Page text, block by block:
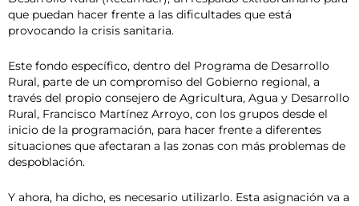
que puedan hacer frente a las dificultades que está
provocando la crisis sanitaria.
Este fondo específico, dentro del Programa de Desarrollo
Rural, parte de un compromiso del Gobierno regional, a
través del propio consejero de Agricultura, Agua y Desarrollo
Rural, Francisco Martínez Arroyo, con los grupos desde el
inicio de la programación, para hacer frente a diferentes
situaciones que afectaran a las zonas con más problemas de
despoblación.
Y ahora, ha dicho, es necesario utilizarlo. Esta asignación va a